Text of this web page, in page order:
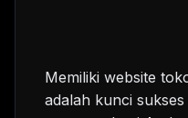
Memiliki website
adalah kunci